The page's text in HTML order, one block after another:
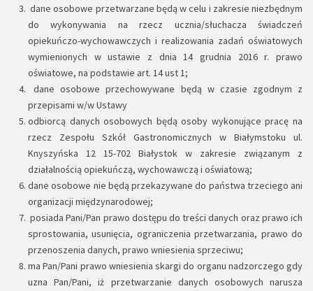
dane osobowe przetwarzane będą w celu i zakresie niezbędnym
do wykonywania na rzecz ucznia/słuchacza świadczeń
opiekuńczo-wychowawczych i realizowania zadań oświatowych
wymienionych w ustawie z dnia 14 grudnia 2016 r. prawo
oświatowe, na podstawie art. 14 ust 1;
dane osobowe przechowywane będą w czasie zgodnym z
przepisami w/w Ustawy
odbiorcą danych osobowych będą osoby wykonujące pracę na
rzecz Zespołu Szkół Gastronomicznych w Białymstoku ul.
Knyszyńska 12 15-702 Białystok w zakresie związanym z
działalnością opiekuńczą, wychowawczą i oświatową;
dane osobowe nie będą przekazywane do państwa trzeciego ani
organizacji międzynarodowej;
posiada Pani/Pan prawo dostępu do treści danych oraz prawo ich
sprostowania, usunięcia, ograniczenia przetwarzania, prawo do
przenoszenia danych, prawo wniesienia sprzeciwu;
ma Pan/Pani prawo wniesienia skargi do organu nadzorczego gdy
uzna Pan/Pani, iż przetwarzanie danych osobowych narusza